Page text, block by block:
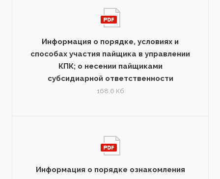
Информация о порядке, условиях и
способах участия пайщика в управлении
КПК; о несении пайщиками
субсидиарной ответственности
168,6 Кб
Информация о порядке ознакомления